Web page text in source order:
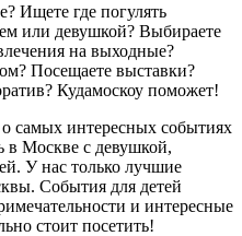
Ищете где погулять
или девушкой? Выбираете
на выходные?
Посещаете выставки?
Кудамоскоу поможет!
самых интересных событиях
Москве с девушкой,
У нас только лучшие
События для детей
и интересные
стоит посетить!